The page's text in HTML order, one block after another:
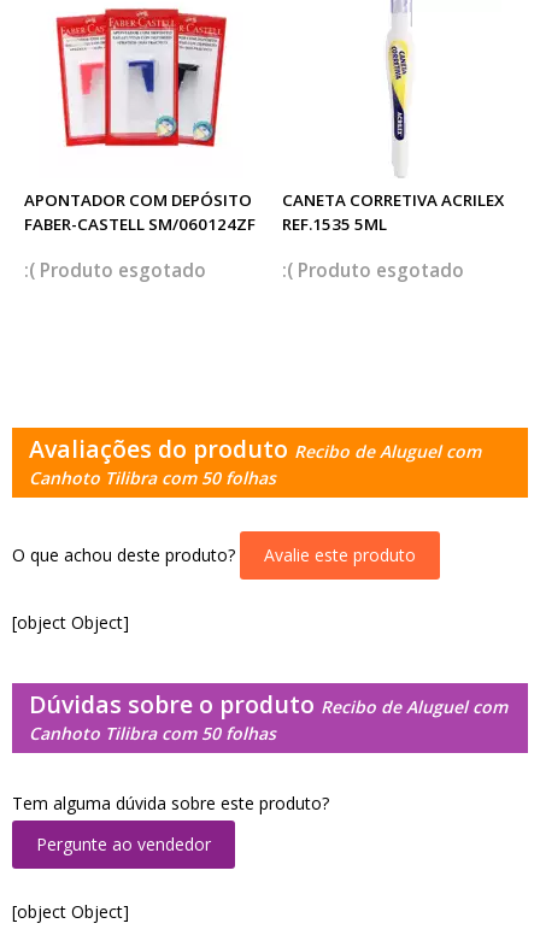
APONTADOR COM DEPÓSITO
FABER-CASTELL SM/060124ZF
esgotado
CANETA CORRETIVA ACRILEX
REF.1535 5ML
esgotado
Avaliações do produto Recibo de Aluguel com
Canhoto Tilibra com 50 folhas
O que achou deste produto? Avalie este produto
[object Object]
Dúvidas sobre o produto Recibo de Aluguel com
Canhoto Tilibra com 50 folhas
Tem alguma dúvida sobre este produto?
Pergunte ao vendedor
[object Object]